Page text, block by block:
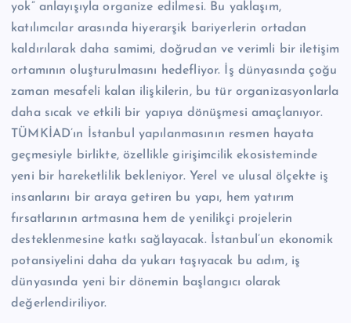
yok” anlayışıyla organize edilmesi. Bu yaklaşım,
katılımcılar arasında hiyerarşik bariyerlerin ortadan
kaldırılarak daha samimi, doğrudan ve verimli bir iletişim
ortamının oluşturulmasını hedefliyor. İş dünyasında çoğu
zaman mesafeli kalan ilişkilerin, bu tür organizasyonlarla
daha sıcak ve etkili bir yapıya dönüşmesi amaçlanıyor.
TÜMKİAD’ın İstanbul yapılanmasının resmen hayata
geçmesiyle birlikte, özellikle girişimcilik ekosisteminde
yeni bir hareketlilik bekleniyor. Yerel ve ulusal ölçekte iş
insanlarını bir araya getiren bu yapı, hem yatırım
fırsatlarının artmasına hem de yenilikçi projelerin
desteklenmesine katkı sağlayacak. İstanbul’un ekonomik
potansiyelini daha da yukarı taşıyacak bu adım, iş
dünyasında yeni bir dönemin başlangıcı olarak
değerlendiriliyor.